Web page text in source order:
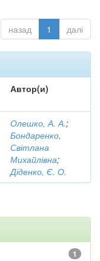
назад 1 далі
Автор(и)
Олешко, А. А.;
Бондаренко,
Світлана
Михайлівна;
Діденко, Є. О.
1